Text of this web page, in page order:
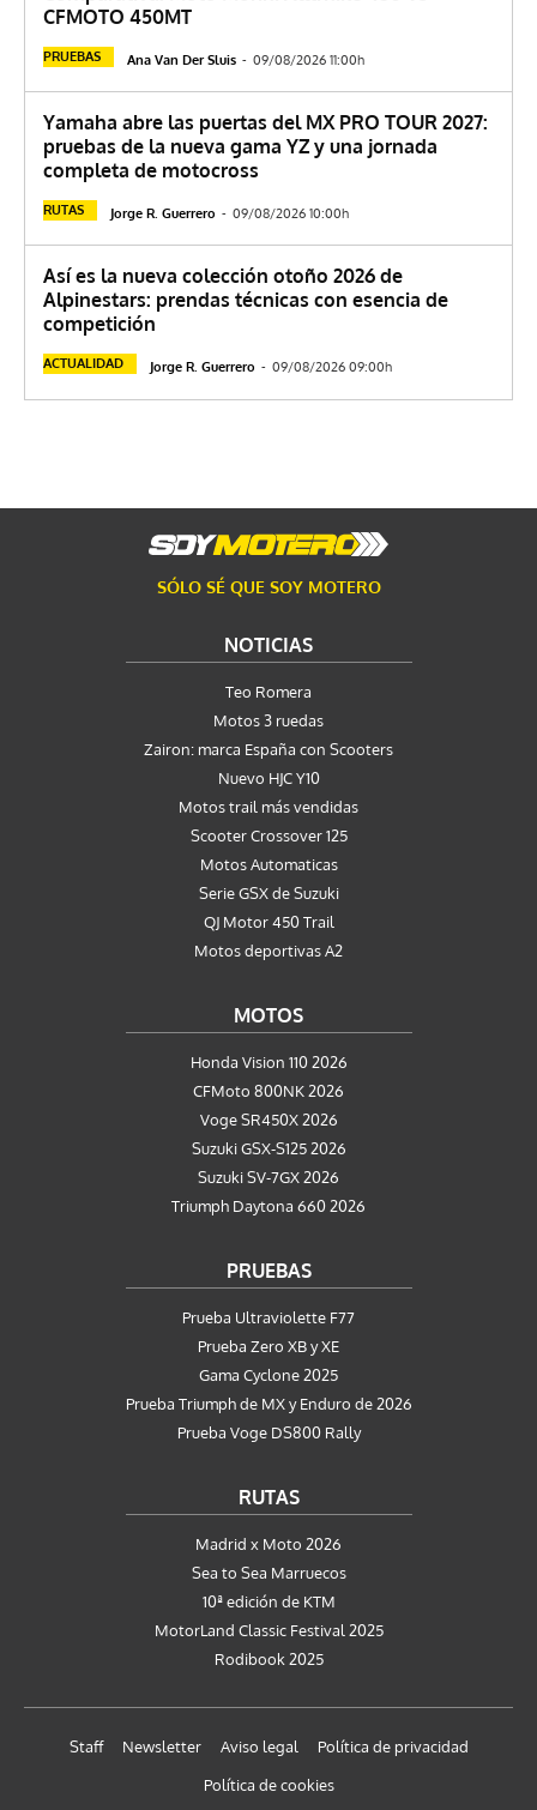
CFMOTO 450MT
PRUEBAS Ana Van Der Sluis - 09/08/2026 11:00h
Yamaha abre las puertas del MX PRO TOUR 2027:
pruebas de la nueva gama YZ y una jornada
completa de motocross
RUTAS Jorge R. Guerrero - 09/08/2026 10:00h
Así es la nueva colección otoño 2026 de
Alpinestars: prendas técnicas con esencia de
competición
ACTUALIDAD Jorge R. Guerrero - 09/08/2026 09:00h
SÓLO SÉ QUE SOY MOTERO
NOTICIAS
Teo Romera
Motos 3 ruedas
Zairon: marca España con Scooters
Nuevo HJC Y10
Motos trail más vendidas
Scooter Crossover 125
Motos Automaticas
Serie GSX de Suzuki
QJ Motor 450 Trail
Motos deportivas A2
MOTOS
Honda Vision 110 2026
CFMoto 800NK 2026
Voge SR450X 2026
Suzuki GSX-S125 2026
Suzuki SV-7GX 2026
Triumph Daytona 660 2026
PRUEBAS
Prueba Ultraviolette F77
Prueba Zero XB y XE
Gama Cyclone 2025
Prueba Triumph de MX y Enduro de 2026
Prueba Voge DS800 Rally
RUTAS
Madrid x Moto 2026
Sea to Sea Marruecos
10ª edición de KTM
MotorLand Classic Festival 2025
Rodibook 2025
Staff Newsletter Aviso legal
Política de privacidad
Política de cookies